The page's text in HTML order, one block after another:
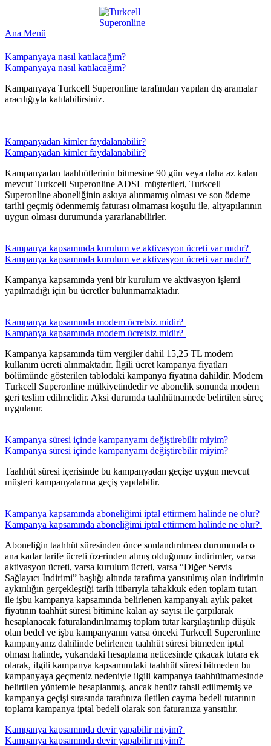
Ana Menü
​Kampanyaya nasıl katılacağım? ​
​Kampanyaya nasıl katılacağım? ​
Kampanyaya Turkcell Superonline tarafından yapılan dış aramalar
aracılığıyla katılabilirsiniz.
​Kampanyadan kimler faydalanabilir?
​Kampanyadan kimler faydalanabilir?
Kampanyadan taahhütlerinin bitmesine 90 gün veya daha az kalan
mevcut Turkcell Superonline ADSL müşterileri, Turkcell
Superonline aboneliğinin askıya alınmamış olması ve son ödeme
tarihi geçmiş ödenmemiş faturası olmaması koşulu ile, altyapılarının
uygun olması durumunda yararlanabilirler.
​Kampanya kapsamında kurulum ve aktivasyon ücreti var mıdır? ​
​Kampanya kapsamında kurulum ve aktivasyon ücreti var mıdır? ​
Kampanya kapsamında yeni bir kurulum ve aktivasyon işlemi
yapılmadığı için bu ücretler bulunmamaktadır.
​Kampanya kapsamında modem ücretsiz midir? ​​
​Kampanya kapsamında modem ücretsiz midir? ​​
​Kampanya kapsamında tüm vergiler dahil 15,25 TL modem
kullanım ücreti alınmaktadır. İlgili ücret kampanya fiyatları
bölümünde gösterilen tablodaki kampanya fiyatına dahildir. Modem
Turkcell Superonline mülkiyetindedir ve abonelik sonunda modem
geri teslim edilmelidir. Aksi durumda taahhütnamede belirtilen süreç
uygulanır.
​Kampanya süresi içinde kampanyamı değiştirebilir miyim? ​
​Kampanya süresi içinde kampanyamı değiştirebilir miyim? ​
Taahhüt süresi içerisinde bu kampanyadan geçişe uygun mevcut
müşteri kampanyalarına geçiş yapılabilir.
​Kampanya kapsamında aboneliğimi iptal ettirmem halinde ne olur? ​
​Kampanya kapsamında aboneliğimi iptal ettirmem halinde ne olur? ​
Aboneliğin taahhüt süresinden önce sonlandırılması durumunda o
ana kadar tarife ücreti üzerinden almış olduğunuz indirimler, varsa
aktivasyon ücreti, varsa kurulum ücreti, varsa “Diğer Servis
Sağlayıcı İndirimi” başlığı altında tarafıma yansıtılmış olan indirimin
aykırılığın gerçekleştiği tarih itibarıyla tahakkuk eden toplam tutarı
ile işbu kampanya kapsamında belirlenen kampanyalı aylık paket
fiyatının taahhüt süresi bitimine kalan ay sayısı ile çarpılarak
hesaplanacak faturalandırılmamış toplam tutar karşılaştırılıp düşük
olan bedel ve işbu kampanyanın varsa önceki Turkcell Superonline
kampanyanız dahilinde belirlenen taahhüt süresi bitmeden iptal
olması halinde, yukarıdaki hesaplama neticesinde çıkacak tutara ek
olarak, ilgili kampanya kapsamındaki taahhüt süresi bitmeden bu
kampanyaya geçmeniz nedeniyle ilgili kampanya taahhütnamesinde
belirtilen yöntemle hesaplanmış, ancak henüz tahsil edilmemiş ve
kampanya geçişi sırasında tarafınıza iletilen cayma bedeli tutarının
toplamı kampanya iptal bedeli olarak son faturanıza yansıtılır.​
​Kampanya kapsamında devir yapabilir miyim? ​
​Kampanya kapsamında devir yapabilir miyim? ​